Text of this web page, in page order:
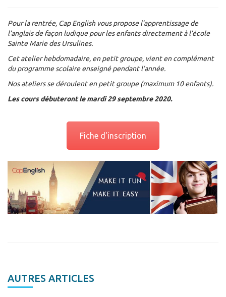
Pour la rentrée, Cap English vous propose l’apprentissage de
l’anglais de façon ludique pour les enfants directement à l’école
Sainte Marie des Ursulines.
Cet atelier hebdomadaire, en petit groupe, vient en complément
du programme scolaire enseigné pendant l’année.
Nos ateliers se déroulent en petit groupe (maximum 10 enfants).
Les cours débuteront le mardi 29 septembre 2020.
Fiche d'inscription
AUTRES ARTICLES